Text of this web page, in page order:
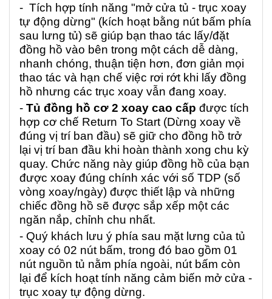
- Tích hợp tính năng "mở cửa tủ - trục xoay
tự động dừng" (kích hoạt bằng nút bấm phía
sau lưng tủ) sẽ giúp bạn thao tác lấy/đặt
đồng hồ vào bên trong một cách dễ dàng,
nhanh chóng, thuận tiện hơn, đơn giản mọi
thao tác và hạn chế việc rơi rớt khi lấy đồng
hồ nhưng các trục xoay vẫn đang xoay.
- Tủ đồng hồ cơ 2 xoay cao cấp được tích
hợp cơ chế Return To Start (Dừng xoay về
đúng vị trí ban đầu) sẽ giữ cho đồng hồ trở
lại vị trí ban đầu khi hoàn thành xong chu kỳ
quay. Chức năng này giúp đồng hồ của bạn
được xoay đúng chính xác với số TDP (số
vòng xoay/ngày) được thiết lập và những
chiếc đồng hồ sẽ được sắp xếp một các
ngăn nắp, chỉnh chu nhất.
- Quý khách lưu ý phía sau mặt lưng của tủ
xoay có 02 nút bấm, trong đó bao gồm 01
nút nguồn tủ nằm phía ngoài, nút bấm còn
lại để kích hoạt tính năng cảm biến mở cửa -
trục xoay tự động dừng.